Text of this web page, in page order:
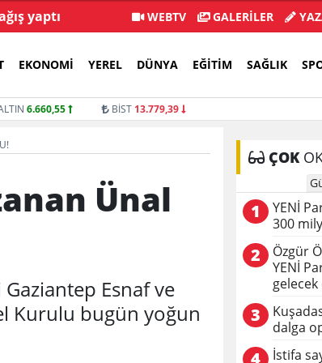
yaptı Menderes Belediye Başkanı
WEBTV GALERİLER
EKONOMI YEREL DÜNYA EĞITIM SAĞLIK
6.660,55 BİST 13.779,39
Ünal
Esnaf ve
Kurulu bugün yoğun
ÇOK
1
YENİ
300
2
Özgür
YENİ
3
dalga
4
İstifa